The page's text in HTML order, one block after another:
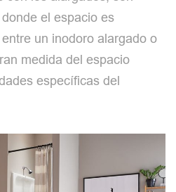
el espacio es
un inodoro alargado o
medida del espacio
específicas del